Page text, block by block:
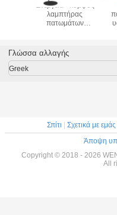
για το
Ενέργεια - κομψός
λαμπτήρας
πατωμάτων
τη χρήση
κρεβατοκάμαρων
Γλώσσα αλλαγής
Greek
Σπίτι | Σχετικά με εμάς
Άποψη
Copyright © 2018 - 2026
All